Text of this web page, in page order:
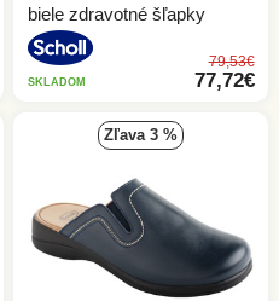
biele zdravotné šľapky
79,53€
77,72€
SKLADOM
zľava 3 %